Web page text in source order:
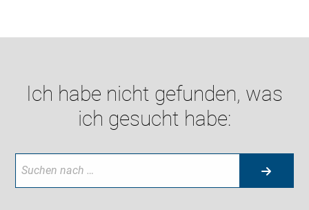
Ich habe nicht gefunden, was
ich gesucht habe: